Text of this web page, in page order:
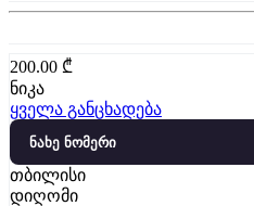
200.00 ₾
ნიკა
ყველა განცხადება
ნახე ნომერი
თბილისი
დიღომი